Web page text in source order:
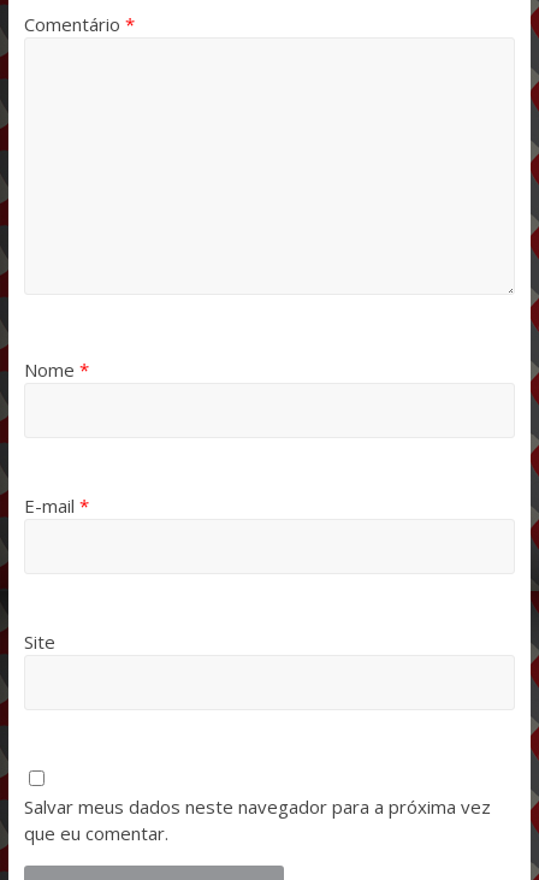
Comentário *
Nome *
E-mail *
Site
Salvar meus dados neste navegador para a próxima vez
que eu comentar.